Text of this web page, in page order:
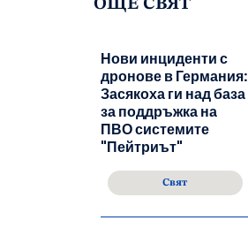
ОЩЕ СВЯТ
Нови инциденти с
дронове в Германия:
Засякоха ги над база
за поддръжка на
ПВО системите
"Пейтриът"
Свят